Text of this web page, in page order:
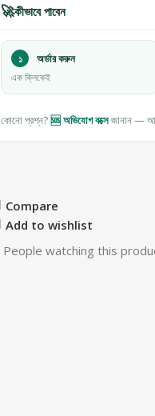
🚀কীভাবে পাবেন
১ অর্ডার করুন
এক ক্লিকেই
কোনো প্রশ্ন?🆘 অভিযোগ বক্সেজানান —
Compare
Add to wishlist
People watching this